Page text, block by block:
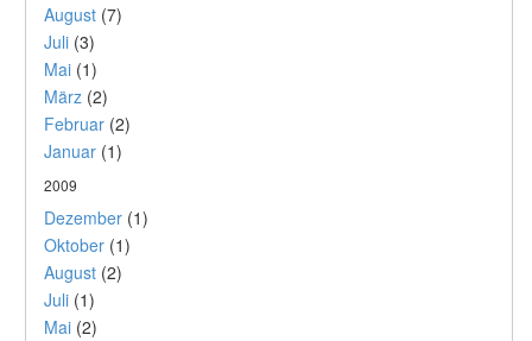
August (7)
Juli (3)
Mai (1)
März (2)
Februar (2)
Januar (1)
2009
Dezember (1)
Oktober (1)
August (2)
Juli (1)
Mai (2)